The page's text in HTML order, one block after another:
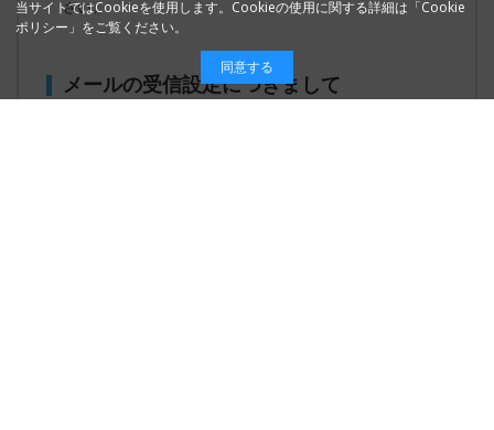
当サイトではCookieを使用します。Cookieの使用に関する詳細は「Cookie
ポリシー 」をご覧ください。
同意する
さい。
メールの受信設定につきまして